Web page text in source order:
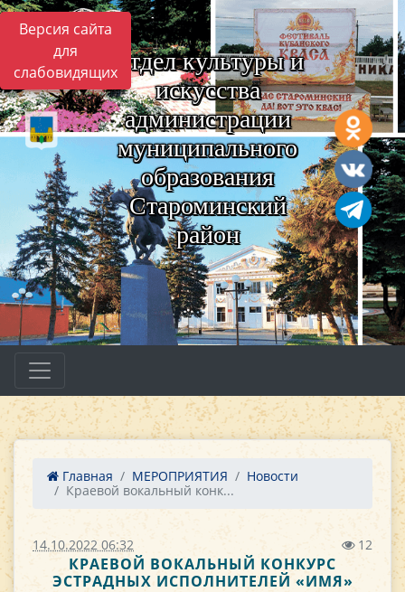
Версия сайта
для
слабовидящих Отдел культуры и
искусства
администрации
муниципального
образования
Староминский
район
Главная МЕРОПРИЯТИЯ
Новости
Краевой вокальный конк...
14.10.2022 06:32 12
КРАЕВОЙ ВОКАЛЬНЫЙ КОНКУРС
ЭСТРАДНЫХ ИСПОЛНИТЕЛЕЙ «ИМЯ»